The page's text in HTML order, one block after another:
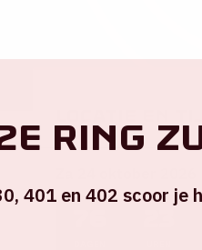
ring
401 en 402 scoor je